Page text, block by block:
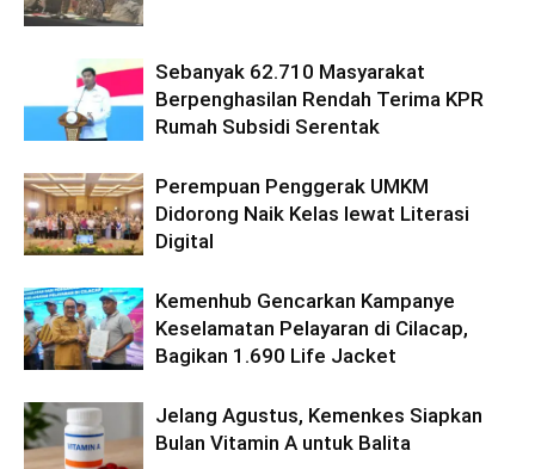
Sebanyak 62.710 Masyarakat
Berpenghasilan Rendah Terima KPR
Rumah Subsidi Serentak
Perempuan Penggerak UMKM
Didorong Naik Kelas lewat Literasi
Digital
Kemenhub Gencarkan Kampanye
Keselamatan Pelayaran di Cilacap,
Bagikan 1.690 Life Jacket
Jelang Agustus, Kemenkes Siapkan
Bulan Vitamin A untuk Balita